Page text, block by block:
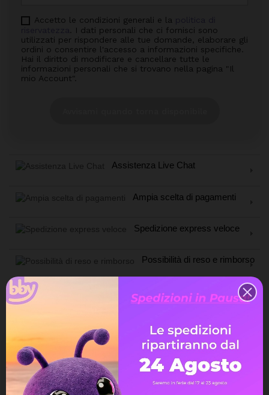
Accetto le condizioni generali e la
. I dati personali che ci fornisci sono
utilizzati per rispondere alle tue domande, elaborare gli
ordini o consentire l'accesso a informazioni specifiche.
Hai il diritto di modificare e cancellare tutte le
informazioni personali che si trovano nella pagina "Il
mio Account".
Assistenza Live Chat
Ampia scelta di pagamenti
Spedizione express veloce
Possibilità di reso e rimborso
DESCRIZIONE
DETTAGLI DEL PRODOTTO